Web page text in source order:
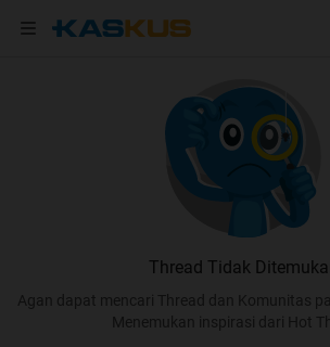
Thread Tidak
Agan dapat mencari Thread dan Komunitas
Menemukan inspirasi dari Hot